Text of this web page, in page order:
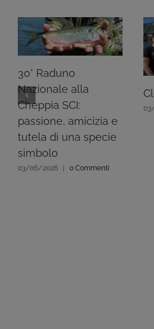
30° Raduno
Nazionale alla
Cheppia SCI:
passione, amicizia e
tutela di una specie
simbolo
03/06/2026 | 0 Commenti